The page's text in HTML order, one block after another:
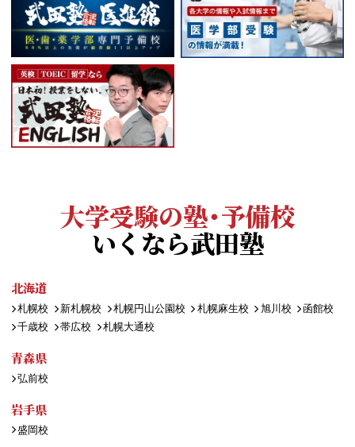
大学受験の塾・予備校
いくなら武田塾
北海道
札幌校 新札幌校 札幌円山公園校 札幌麻生校 旭川校
函館校
千歳校
帯広校 札幌大通校
青森県
弘前校
岩手県
盛岡校